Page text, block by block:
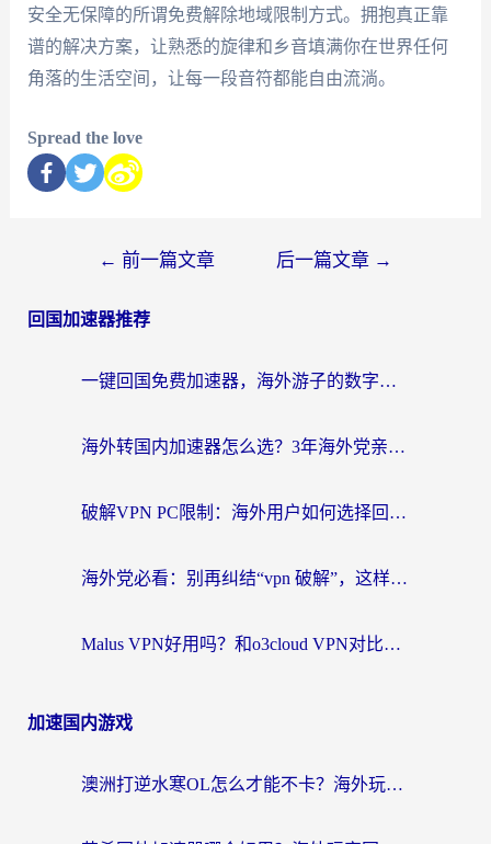
安全无保障的所谓免费解除地域限制方式。拥抱真正靠
谱的解决方案，让熟悉的旋律和乡音填满你在世界任何
角落的生活空间，让每一段音符都能自由流淌。
Spread the love
← 前一篇文章 后一篇文章 →
回国加速器推荐
一键回国免费加速器，海外游子的数字归乡路
海外转国内加速器怎么选？3年海外党亲测指南，无缝刷剧玩游戏不再难
破解VPN PC限制：海外用户如何选择回国加速器实现无缝访问国内资源
海外党必看：别再纠结“vpn 破解”，这样选回国加速器才能真正无缝访问国内资源
Malus VPN好用吗？和o3cloud VPN对比哪个回国效果更好？
加速国内游戏
澳洲打逆水寒OL怎么才能不卡？海外玩家国服游戏加速终极指南（附梦幻模拟战地铁跑酷解决办法）